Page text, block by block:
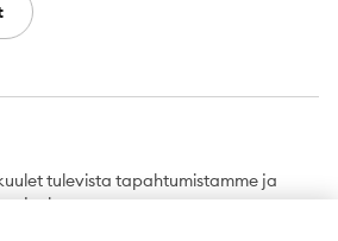
tulevista tapahtumistamme ja
joukossa.